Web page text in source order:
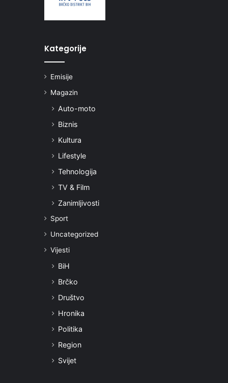
Kategorije
Emisije
Magazin
Auto-moto
Biznis
Kultura
Lifestyle
Tehnologija
TV & Film
Zanimljivosti
Sport
Uncategorized
Vijesti
BiH
Brčko
Društvo
Hronika
Politika
Region
Svijet